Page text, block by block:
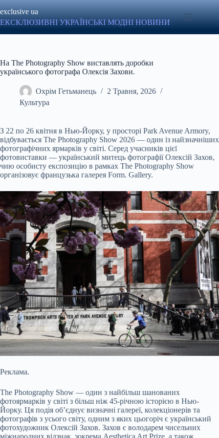
до
вмісту
exclusive ua
ЕКСКЛЮЗИВНІ УКРАЇНСЬКІ МОДНІ НОВИНИ
На The Photography Show виставлять доробки
українського фотографа Олексія Захови.
Охрім Гетьманець
2 Травня, 2026
Культура
З 22 по 26 квітня в Нью-Йорку, у просторі Park Avenue Armory,
відбувається The Photography Show 2026 — один із найзначніших
фотографічних ярмарків у світі. Серед учасників цієї
фотовиставки — український митець фотографії Олексій Захов,
чию особисту експозицію в рамках The Photography Show
організовує французька галерея Form. Gallery.
Реклама.
The Photography Show — один з найбільш шанованих
фотоярмарків у світі з більш ніж 45-річною історією в Нью-
Йорку. Ця подія об’єднує визначні галереї, колекціонерів та
фотографів з усього світу, одним з яких цьогоріч є український
фотохудожник Олексій Захов. Захов є володарем чисельних